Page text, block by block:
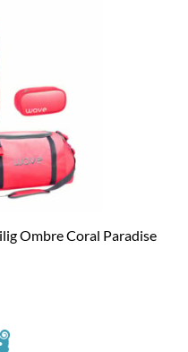
Ombre Coral Paradise